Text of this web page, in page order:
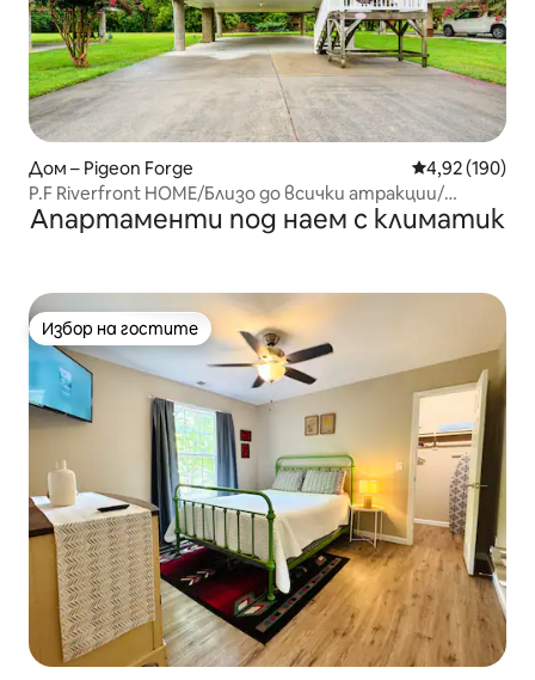
Дом – Pigeon Forge Средна
4,92 (190)
P.F Riverfront HOME/Близо до всички атракции/
забавления
Апартаменти под наем с климатик
Избор на гостите
Избор на гостите